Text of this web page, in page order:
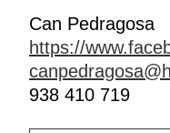
Can Pedragosa
https://
938 410 719